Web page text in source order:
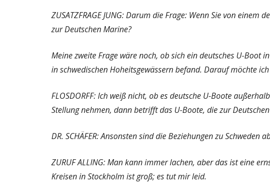
ZUSATZFRAGE JUNG: Darum die Frage: Wenn Sie von
zur Deutschen Marine?
Meine zweite Frage wäre noch, ob sich ein deutsches U-Boot
in schwedischen Hoheitsgewässern befand. Darauf möchte
FLOSDORFF: Ich weiß nicht, ob es deutsche U-Boote
Stellung nehmen, dann betrifft das U-Boote, die zur
DR. SCHÄFER: Ansonsten sind die Beziehungen zu Schweden
ZURUF ALLING: Man kann immer lachen, aber das ist eine
Kreisen in Stockholm ist groß; es tut mir leid.